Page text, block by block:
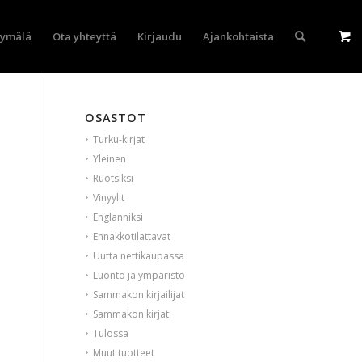
Ota yhteyttä Kirjaudu Ajankohtaista
OSASTOT
Turku-kirjat
Yleinen
Ruotsiksi
Vinyylit
Englanniksi
Ennakkotilattavat
Uutta nettikaupassa
Luonto ja ympäristö
Sammakon kirjailijat
Sammakon kirjat
Tulossa
Muut tuotteet